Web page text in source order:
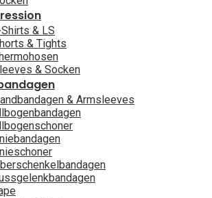
Shirts & LS
& Tights
& Socken
& Armsleeves